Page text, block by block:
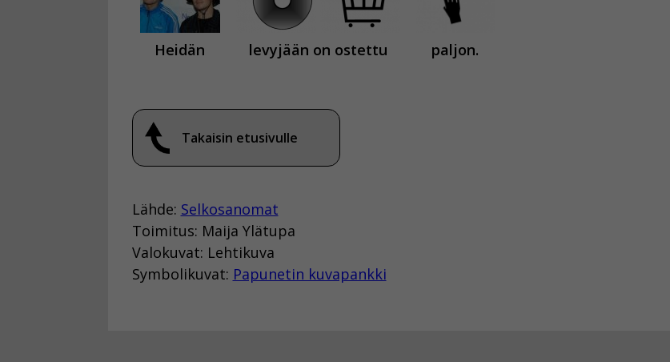
Heidän levyjään on ostettu paljon.
Takaisin etusivulle
Lähde: Selkosanomat
Toimitus: Maija Ylätupa
Valokuvat: Lehtikuva
Symbolikuvat: Papunetin kuvapankki